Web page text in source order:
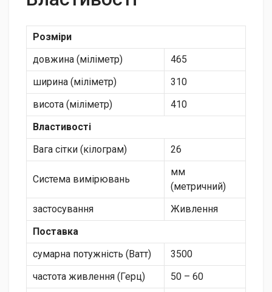
Розміри
довжина (міліметр)
465
ширина (міліметр)
310
висота (міліметр)
410
Властивості
Вага сітки (кілограм)
26
Система вимірювань
мм
(метричний)
застосування
Живлення
Поставка
сумарна потужність (Ватт)
3500
частота живлення (Герц)
50 – 60